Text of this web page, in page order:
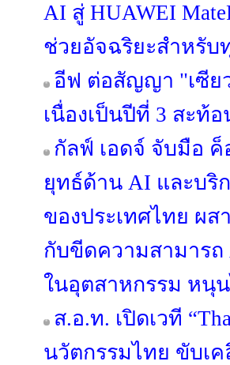
AI สู่ HUAWEI
ช่วยอัจฉริยะสำหรับ
อีฟ ต่อสัญญา "เซียว
เนื่องเป็นปีที่ 3 สะท้
กัลฟ์ เอดจ์ จับมือ
ยุทธ์ด้าน AI และบริ
ของประเทศไทย ผ
กับขีดความสามารถ
ในอุตสาหกรรม หนุ
ส.อ.ท. เปิดเวที
นวัตกรรมไทย ขับเ